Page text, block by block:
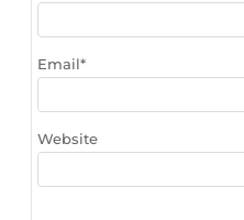
Email*
Website